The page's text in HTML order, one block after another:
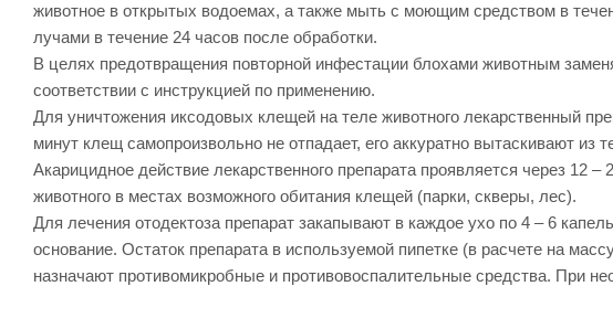
животное в открытых водоемах, а также мыть с моющим средством в
лучами в течение 24 часов после обработки.
В целях предотвращения повторной инфестации блохами животным
соответствии с инструкцией по применению.
Для уничтожения иксодовых клещей на теле животного лекарственный
минут клещ самопроизвольно не отпадает, его аккуратно вытаскивают из
Акарицидное действие лекарственного препарата проявляется через 12
животного в местах возможного обитания клещей (парки, скверы, лес).
Для лечения отодектоза препарат закапывают в каждое ухо по 4 – 6
основание. Остаток препарата в используемой пипетке (в расчете на
назначают противомикробные и противовоспалительные средства. При